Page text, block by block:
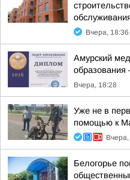
Вчера, 18:36
Амурский
Вчера, 18:28
Уже не в
помощью к
Белогорье